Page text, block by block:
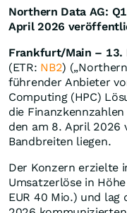
Northern Data AG:
April 2026
Frankfurt/Main – 13.
(ETR: NB2)
führender Anbieter
Computing (HPC)
die
den am 8. April 2026
Bandbreiten liegen.
Der Konzern erzielte
Umsatzerlöse in
EUR 40 Mio.) und